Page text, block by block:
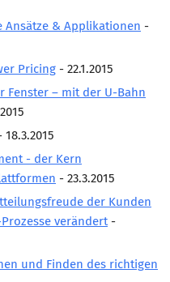
Ansätze & Applikationen -
Pricing - 22.1.2015
Fenster – mit der U-Bahn
18.3.2015
- der Kern
- 23.3.2015
der Kunden
verändert -
und Finden des richtigen